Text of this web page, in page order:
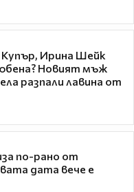
Купър, Ирина Шейк
Новият мъж
разпали лавина от
по-рано от
дата вече е